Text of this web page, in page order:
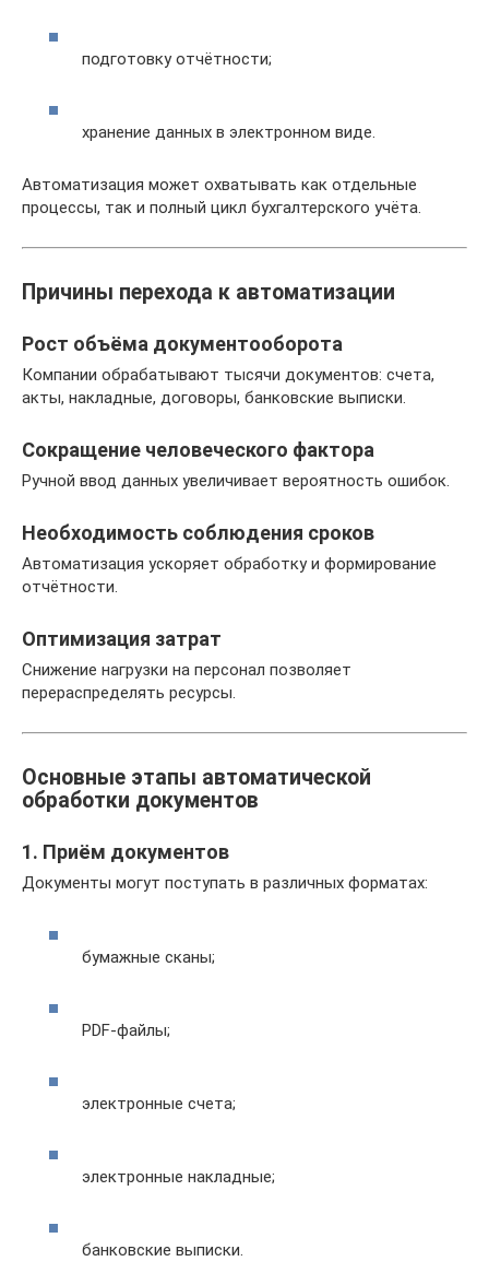
подготовку отчётности;
хранение данных в электронном виде.
Автоматизация может охватывать как отдельные
процессы, так и полный цикл бухгалтерского учёта.
Причины перехода к автоматизации
Рост объёма документооборота
Компании обрабатывают тысячи документов: счета,
акты, накладные, договоры, банковские выписки.
Сокращение человеческого фактора
Ручной ввод данных увеличивает вероятность ошибок.
Необходимость соблюдения сроков
Автоматизация ускоряет обработку и формирование
отчётности.
Оптимизация затрат
Снижение нагрузки на персонал позволяет
перераспределять ресурсы.
Основные этапы автоматической
обработки документов
1. Приём документов
Документы могут поступать в различных форматах:
бумажные сканы;
PDF-файлы;
электронные счета;
электронные накладные;
банковские выписки.